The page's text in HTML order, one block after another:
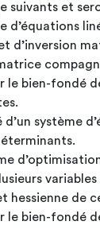
suivants et
d’équations
d’inversion
le bien-fondé
système
hessienne de
le bien-fondé